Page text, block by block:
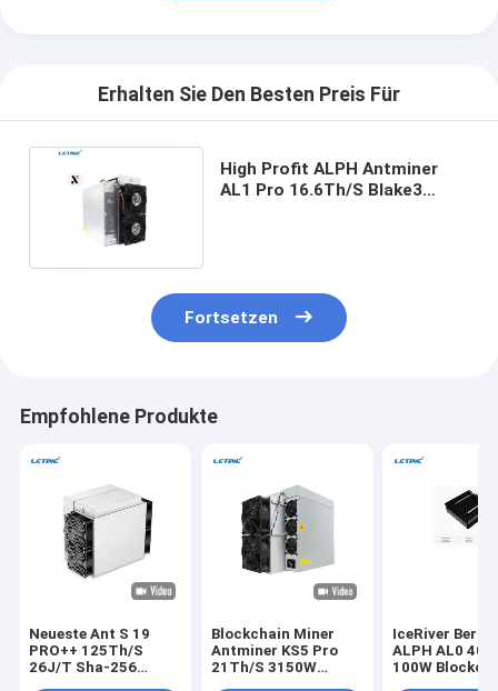
Erhalten Sie Den Besten Preis Für
High Profit ALPH Antminer
AL1 Pro 16.6Th/S Blake3
Fortsetzen
Empfohlene Produkte
Neueste Ant S 19
PRO++ 125Th/S
26J/T Sha-256
Blockchain Miner
Antminer KS5 Pro
21Th/S 3150W
IceRiver
ALPH AL0
100W